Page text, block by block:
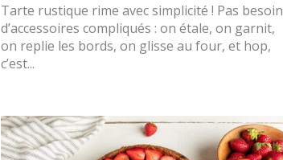
Tarte rustique rime avec simplicité ! Pas besoin
d’accessoires compliqués : on étale, on garnit,
on replie les bords, on glisse au four, et hop,
c’est...